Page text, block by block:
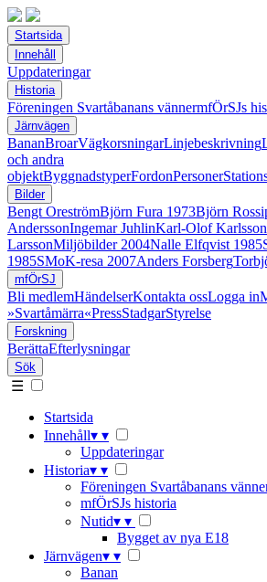
Startsida
Innehåll
Uppdateringar
Historia
Föreningen Svartåbanans vännermfÖrSJs
Järnvägen
BananBroarVägkorsningarLinjebeskrivning
och andra
objektByggnadstyperFordonPersoner
Bilder
Bengt OreströmBjörn Fura 1973Björn
AnderssonIngemar JuhlinKarl-Olof Karlsson
LarssonMiljöbilder 2004Nalle Elfqvist 1985
1985SMoK-resa 2007Anders Forsberg
mfÖrSJ
Bli medlemHändelserKontakta ossLogga in
»Svartåmärra«PressStadgarStyrelse
Forskning
BerättaEfterlysningar
Sök
☰
Startsida
Innehåll▾ ▾
Uppdateringar
Historia▾ ▾
Föreningen Svartåbanans
mfÖrSJs historia
Nutid▾ ▾
Bygget av nya E18
Järnvägen▾ ▾
Banan